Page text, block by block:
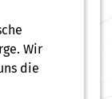
Wir
die